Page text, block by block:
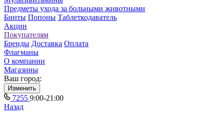
Предметы ухода за больными животными
Бинты Попоны Таблеткодаватель
Акции
Покупателям
Бренды Доставка Оплата
Флагманы
О компании
Магазины
Ваш город:
Изменить
7255 9:00-21:00
Назад